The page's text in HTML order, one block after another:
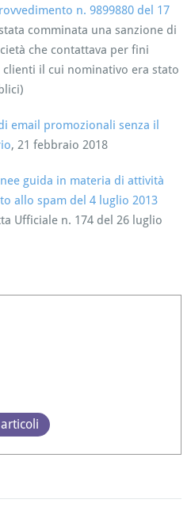
n. 9899880 del 17
comminata una sanzione di
che contattava per fini
il cui nominativo era stato
email promozionali senza il
, 21 febbraio 2018
guida in materia di attività
allo spam del 4 luglio 2013
Ufficiale n. 174 del 26 luglio